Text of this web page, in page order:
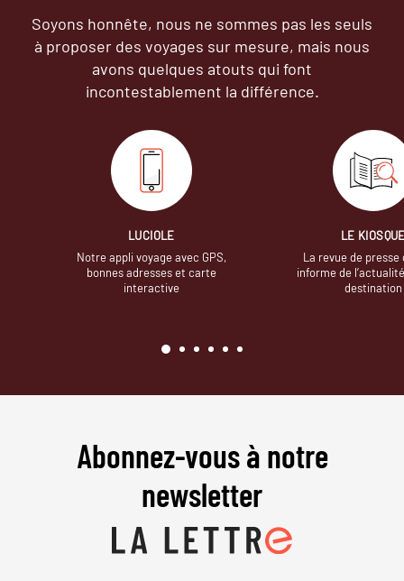
Soyons honnête, nous ne sommes pas les seuls
à proposer des voyages sur mesure, mais nous
avons quelques atouts qui font
incontestablement la différence.
LUCIOLE
Notre appli voyage avec GPS,
bonnes adresses et carte
interactive
LE
La revue de presse
informe de
destination
Abonnez-vous à notre
newsletter